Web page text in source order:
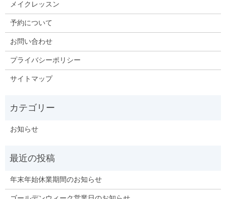
メイクレッスン
予約について
お問い合わせ
プライバシーポリシー
サイトマップ
お知らせ
年末年始休業期間のお知らせ